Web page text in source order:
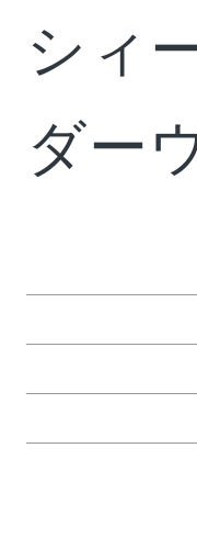
シ ィ
ダー